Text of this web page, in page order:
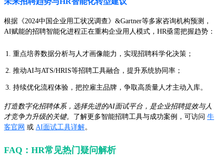
根据《2024中国企业用工状况调查》&Gartner等多家咨询机构预测，
AI赋能的招聘智能化进程正在重构企业用人模式，HR亟需把握趋势：
重点培养数据分析与人才画像能力，实现招聘科学化决策；
推动AI与ATS/HRIS等招聘工具融合，提升系统协同率；
持续优化流程体验，把控雇主品牌，争取高质量人才主动入库。
打造数字化招聘体系，选择先进的AI面试平台，是企业招聘提效与人
才竞争力升级的关键。 了解更多智能招聘工具与成功案例，可访问 牛
客官网 或 AI面试工具详解。
FAQ：HR常见热门疑问解析